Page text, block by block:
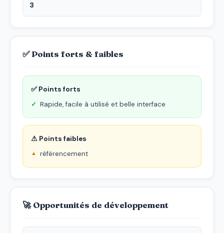
3
✅ Points forts & faibles
✅ Points forts
Rapide, facile à utilisé et belle interface
⚠ Points faibles
référencement
🚀 Opportunités de développement